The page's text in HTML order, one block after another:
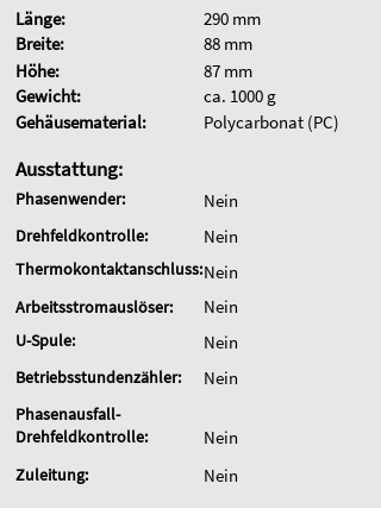
Länge:
Breite:
Höhe:
Gewicht:
Gehäusematerial:
290 mm
88 mm
87 mm
ca. 1000 g
Polycarbonat (PC)
Ausstattung:
Phasenwender: Nein
Drehfeldkontrolle: Nein
Thermokontaktanschluss:Nein
Arbeitsstromauslöser:
U-Spule:
Nein
Nein
Betriebsstundenzähler: Nein
Phasenausfall-
Drehfeldkontrolle:
Nein
Zuleitung: Nein